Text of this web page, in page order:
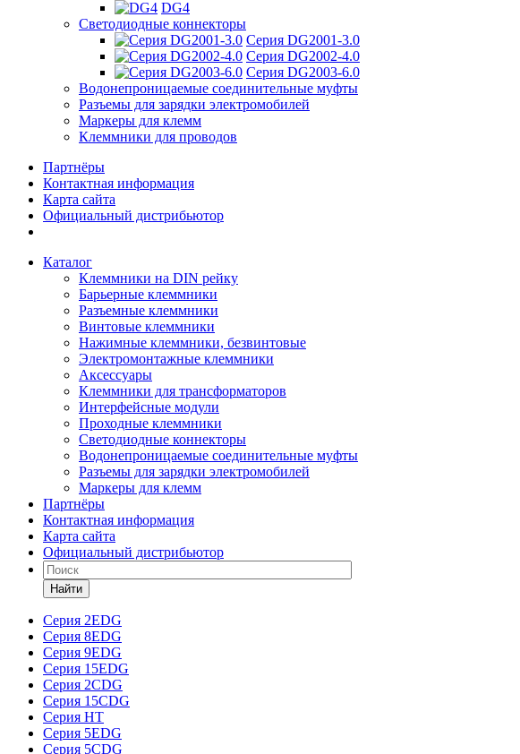
DG4
Светодиодные коннекторы
Серия DG2001-3.0
Серия DG2002-4.0
Серия DG2003-6.0
Водонепроницаемые соединительные муфты
Разъемы для зарядки электромобилей
Маркеры для клемм
Клеммники для проводов
Партнёры
Контактная информация
Карта сайта
Официальный дистрибьютор
Каталог
Клеммники на DIN рейку
Барьерные клеммники
Разъемные клеммники
Винтовые клеммники
Нажимные клеммники, безвинтовые
Электромонтажные клеммники
Аксессуары
Клеммники для трансформаторов
Интерфейсные модули
Проходные клеммники
Светодиодные коннекторы
Водонепроницаемые соединительные муфты
Разъемы для зарядки электромобилей
Маркеры для клемм
Партнёры
Контактная информация
Карта сайта
Официальный дистрибьютор
Найти
Серия 2EDG
Серия 8EDG
Серия 9EDG
Серия 15EDG
Серия 2CDG
Серия 15CDG
Серия HT
Серия 5EDG
Серия 5CDG